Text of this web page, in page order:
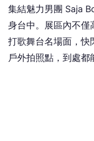
集結魅力男團 Saja
身台中。展區內不僅
打歌舞台名場面，快
戶外拍照點， 到處都